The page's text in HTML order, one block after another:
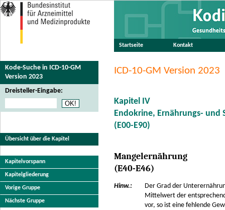
Startseite Kontakt
Kode-Suche in ICD-10-GM
Version 2023
Dreisteller-Eingabe:
Übersicht über die Kapitel
Kapitelvorspann
Kapitelgliederung
Vorige Gruppe
Nächste Gruppe
ICD-10-GM Version 2023
Kapitel IV
Endokrine, Ernährungs-
(E00-E90)
Mangelernährung
(E40-E46)
Hinw.:
Der Grad der
Mittelwert der
vor, so ist eine fehlende